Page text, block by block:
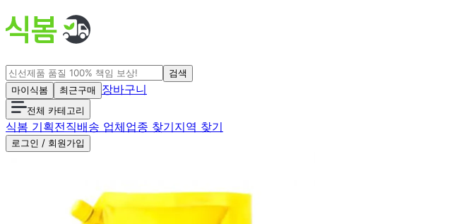
검색
마이식봄
최근구매 장바구니
전체 카테고리
식봄 기획전직배송 업체업종 찾기지역 찾기
로그인 / 회원가입